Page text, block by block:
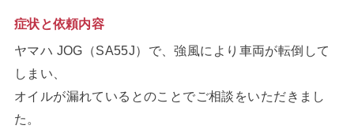
症状と依頼内容
ヤマハ JOG（SA55J）で、強風により車両が転倒して
しまい、
オイルが漏れているとのことでご相談をいただきまし
た。